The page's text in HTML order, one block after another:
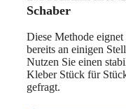
Schaber
Diese Methode
bereits an einigen
Nutzen Sie einen
Kleber Stück für
gefragt.